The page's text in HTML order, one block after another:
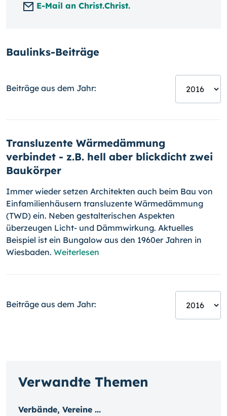
E-Mail an Christ.Christ.
Baulinks-Beiträge
Beiträge aus dem Jahr:
Transluzente Wärmedämmung
verbindet - z.B. hell aber blickdicht zwei
Baukörper
Immer wieder setzen Architekten auch beim Bau von
Einfamilienhäu­sern transluzente Wärmedämmung
(TWD) ein. Neben gestalterischen Aspekten
überzeugen Licht- und Dämmwirkung. Aktuelles
Beispiel ist ein Bungalow aus den 1960er Jahren in
Wiesbaden. Weiterlesen
Beiträge aus dem Jahr:
Verwandte Themen
Verbände, Vereine ...